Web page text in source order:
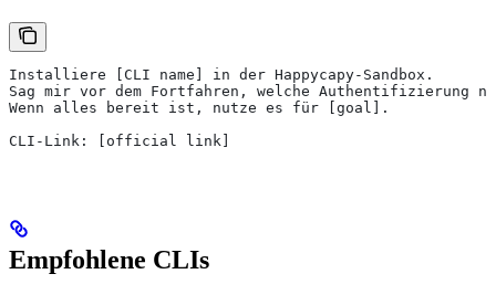
Installiere [CLI name] in der Happycapy-Sandbox.
Sag mir vor dem Fortfahren, welche Authentifizierung
Wenn alles bereit ist, nutze es für [goal].
CLI-Link: [official link]
Empfohlene CLIs